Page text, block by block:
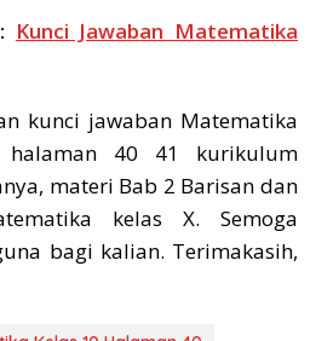
Kunci Jawaban Matematika
kunci jawaban Matematika
40 41 kurikulum
materi Bab 2 Barisan dan
kelas X. Semoga
bagi kalian. Terimakasih,